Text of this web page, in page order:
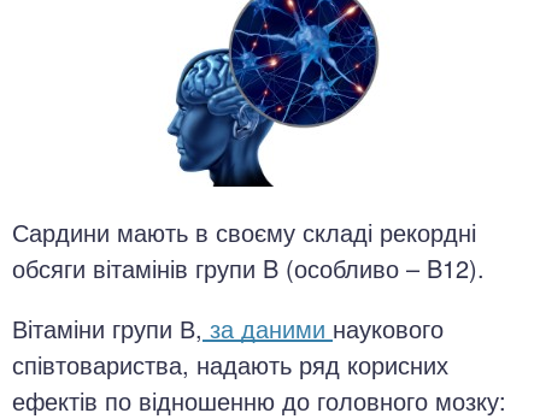
Сардини мають в своєму складі рекордні
обсяги вітамінів групи B (особливо – B12).
Вітаміни групи В, за даними наукового
співтовариства, надають ряд корисних
ефектів по відношенню до головного мозку: